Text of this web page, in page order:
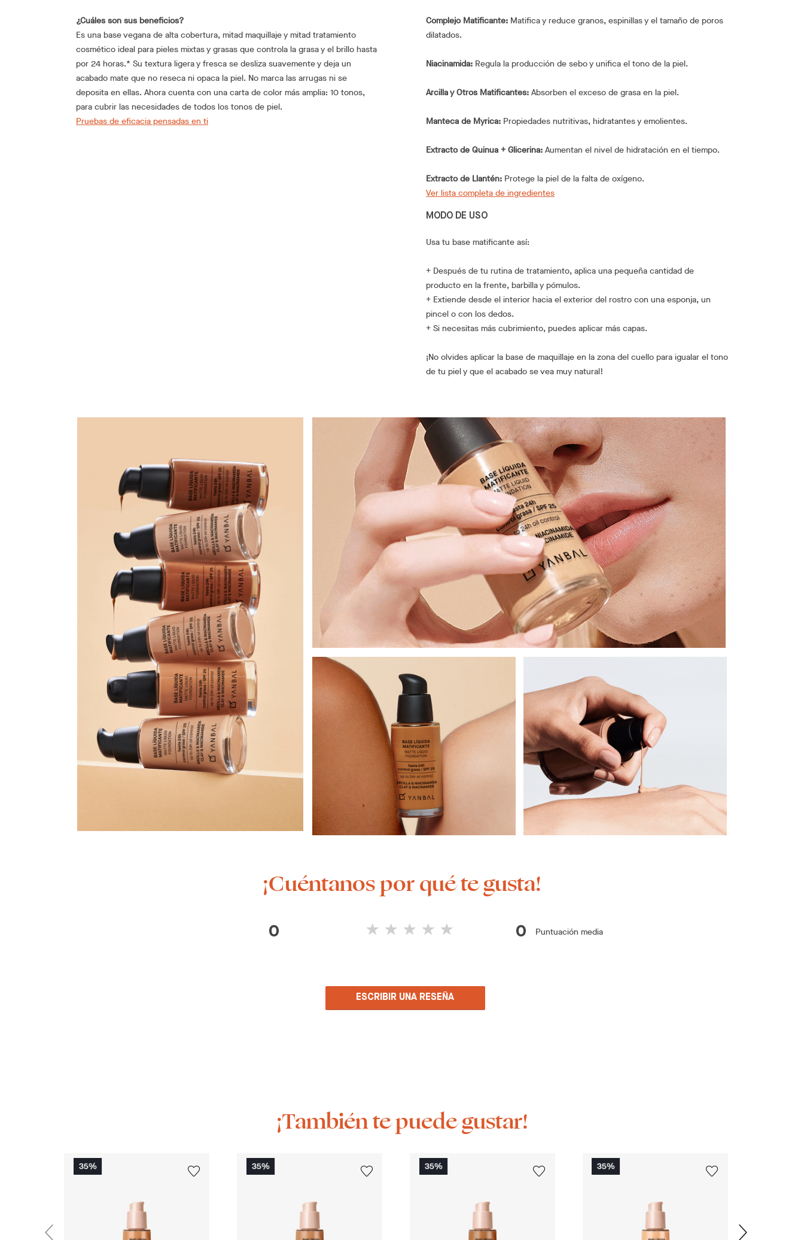
¿Cuáles son sus beneficios?
Es una base vegana de alta cobertura, mitad maquillaje y mitad tratamiento
cosmético ideal para pieles mixtas y grasas que controla la grasa y el brillo hasta
por 24 horas.* Su textura ligera y fresca se desliza suavemente y deja un
acabado mate que no reseca ni opaca la piel. No marca las arrugas ni se
deposita en ellas. Ahora cuenta con una carta de color más amplia: 10 tonos,
para cubrir las necesidades de todos los tonos de piel.
Pruebas de eficacia pensadas en ti
Complejo Matificante: Matifica y reduce granos, espinillas y el tamaño de poros
dilatados.
Niacinamida: Regula la producción de sebo y unifica el tono de la piel.
Arcilla y Otros Matificantes: Absorben el exceso de grasa en la piel.
Manteca de Myrica: Propiedades nutritivas, hidratantes y emolientes.
Extracto de Quinua + Glicerina: Aumentan el nivel de hidratación en el tiempo.
Extracto de Llantén: Protege la piel de la falta de oxígeno.
Ver lista completa de ingredientes
MODO DE USO
Usa tu base matificante así:
+ Después de tu rutina de tratamiento, aplica una pequeña cantidad de
producto en la frente, barbilla y pómulos.
+ Extiende desde el interior hacia el exterior del rostro con una esponja, un
pincel o con los dedos.
+ Si necesitas más cubrimiento, puedes aplicar más capas.
¡No olvides aplicar la base de maquillaje en la zona del cuello para igualar el tono
de tu piel y que el acabado se vea muy natural!
¡Cuéntanos por qué te gusta!
0 0 Puntuación media
ESCRIBIR UNA RESEÑA
¡También te puede gustar!